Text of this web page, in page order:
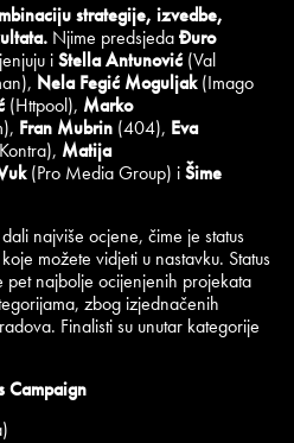
strategije, izvedbe,
Njime predsjedaĐuro
iStella Antunović (Val
Nela Fegić Moguljak(Imago
(Httpool), Marko
Fran Mubrin (404), Eva
Matija
(Pro Media Group) iŠime
najviše ocjene, čime je status
možete vidjeti u nastavku. Status
pet najbolje ocijenjenih projekata
zbog izjednačenih
Finalisti su unutar kategorije
Campaign